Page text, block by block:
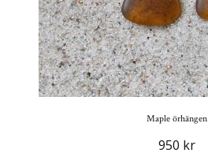
Maple örhängen
950 kr